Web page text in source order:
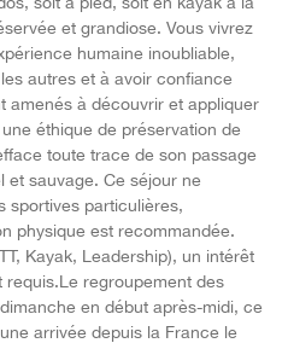
et grandiose. Vous vivrez
humaine inoubliable,
autres et à avoir confiance
amenés à découvrir et appliquer
éthique de préservation de
toute trace de son passage
et sauvage. Ce séjour ne
sportives particulières,
physique est recommandée.
Kayak, Leadership), un intérêt
requis.Le regroupement des
en début après-midi, ce
arrivée depuis la France le